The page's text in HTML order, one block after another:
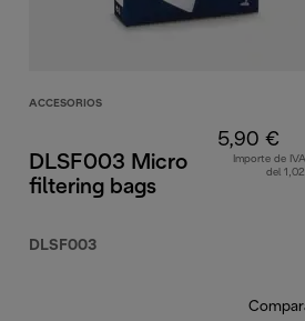
ACCESORIOS
DLSF003 Micro
filtering bags
DLSF003
5,90 €
Importe de
del